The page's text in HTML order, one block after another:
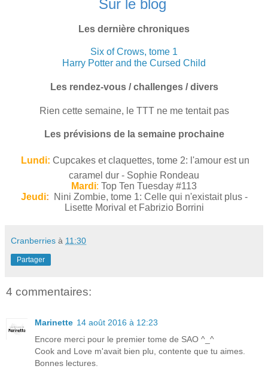
Sur le blog
Les dernière chroniques
Six of Crows, tome 1
Harry Potter and the Cursed Child
Les rendez-vous / challenges / divers
Rien cette semaine, le TTT ne me tentait pas
Les prévisions de la semaine prochaine
Lundi: Cupcakes et claquettes, tome 2: l'amour est un
caramel dur - Sophie Rondeau
Mardi: Top Ten Tuesday #113
Jeudi:
Nini Zombie, tome 1: Celle qui n'existait plus -
Lisette Morival et Fabrizio Borrini
Cranberries à 11:30
Partager
4 commentaires:
Marinette 14 août 2016 à 12:23
Encore merci pour le premier tome de SAO ^_^
Cook and Love m'avait bien plu, contente que tu aimes.
Bonnes lectures.